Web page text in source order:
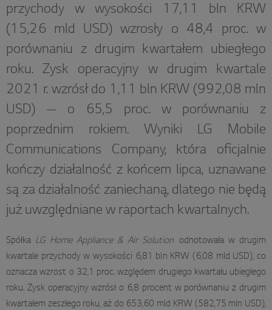
przychody w wysokości 17,11 bln KRW
(15,26 mld USD) wzrosły o 48,4 proc. w
porównaniu z drugim kwartałem ubiegłego
roku. Zysk operacyjny w drugim kwartale
2021 r. wzrósł do 1,11 bln KRW (992,08 mln
USD) — o 65,5 proc. w porównaniu z
poprzednim rokiem. Wyniki LG Mobile
Communications Company, która oficjalnie
kończy działalność z końcem lipca, uznawane
są za działalność zaniechaną, dlatego nie będą
już uwzględniane w raportach kwartalnych.
Spółka LG Home Appliance & Air Solution odnotowała w drugim
kwartale przychody w wysokości 6,81 bln KRW (6,08 mld USD), co
oznacza wzrost o 32,1 proc. względem drugiego kwartału ubiegłego
roku. Zysk operacyjny wzrósł o 6,8 procent w porównaniu z drugim
kwartałem zeszłego roku, aż do 653,60 mld KRW (582,75 mln USD),